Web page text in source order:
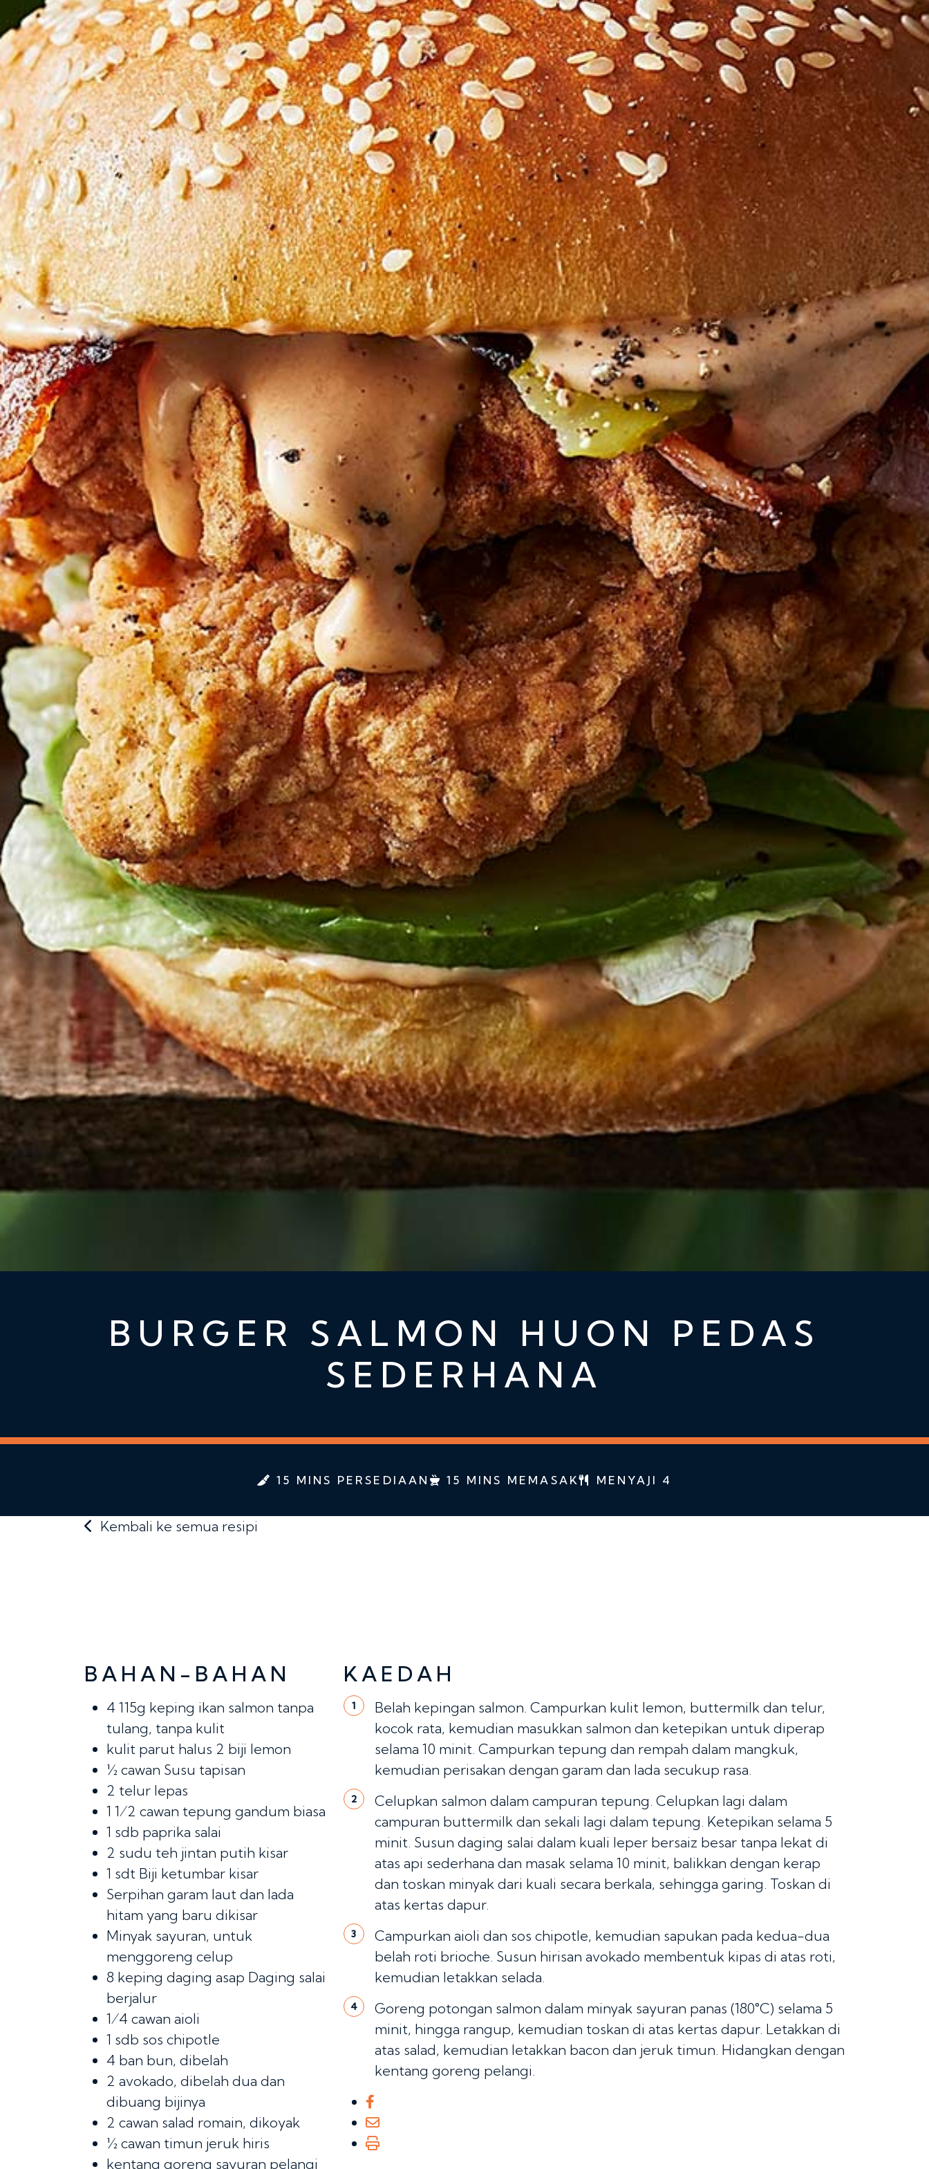
BURGER SALMON HUON PEDAS
SEDERHANA
15 MINS PERSEDIAAN 15 MINS MEMASAK MENYAJI 4
Kembali ke semua resipi
BAHAN-BAHAN
4 115g keping ikan salmon tanpa
tulang, tanpa kulit
kulit parut halus 2 biji lemon
½ cawan Susu tapisan
2 telur lepas
1 1⁄2 cawan tepung gandum biasa
1 sdb paprika salai
2 sudu teh jintan putih kisar
1 sdt Biji ketumbar kisar
Serpihan garam laut dan lada
hitam yang baru dikisar
Minyak sayuran, untuk
menggoreng celup
8 keping daging asap Daging salai
berjalur
1⁄4 cawan aioli
1 sdb sos chipotle
4 ban bun, dibelah
2 avokado, dibelah dua dan
dibuang bijinya
2 cawan salad romain, dikoyak
½ cawan timun jeruk hiris
kentang goreng sayuran pelangi
KAEDAH
1
Belah kepingan salmon. Campurkan kulit lemon, buttermilk dan telur,
kocok rata, kemudian masukkan salmon dan ketepikan untuk diperap
selama 10 minit. Campurkan tepung dan rempah dalam mangkuk,
kemudian perisakan dengan garam dan lada secukup rasa.
2
Celupkan salmon dalam campuran tepung. Celupkan lagi dalam
campuran buttermilk dan sekali lagi dalam tepung. Ketepikan selama 5
minit. Susun daging salai dalam kuali leper bersaiz besar tanpa lekat di
atas api sederhana dan masak selama 10 minit, balikkan dengan kerap
dan toskan minyak dari kuali secara berkala, sehingga garing. Toskan di
atas kertas dapur.
3
Campurkan aioli dan sos chipotle, kemudian sapukan pada kedua-dua
belah roti brioche. Susun hirisan avokado membentuk kipas di atas roti,
kemudian letakkan selada.
4
Goreng potongan salmon dalam minyak sayuran panas (180°C) selama 5
minit, hingga rangup, kemudian toskan di atas kertas dapur. Letakkan di
atas salad, kemudian letakkan bacon dan jeruk timun. Hidangkan dengan
kentang goreng pelangi.